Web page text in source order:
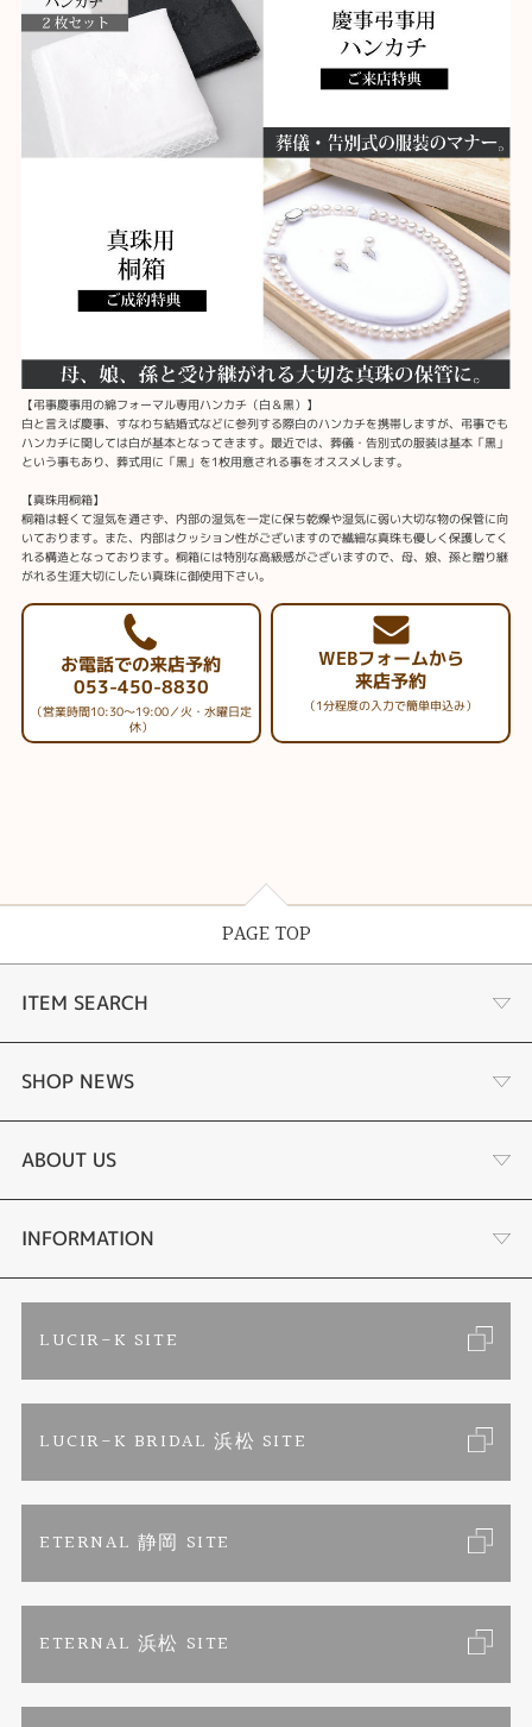
【弔事慶事用の綿フォーマル専用ハンカチ（白＆黒）】
白と言えば慶事、すなわち結婚式などに参列する際白のハンカチを携帯しますが、弔事でも
ハンカチに関しては白が基本となってきます。最近では、葬儀・告別式の服装は基本「黒」
という事もあり、葬式用に「黒」を1枚用意される事をオススメします。
【真珠用桐箱】
桐箱は軽くて湿気を通さず、内部の湿気を一定に保ち乾燥や湿気に弱い大切な物の保管に向
いております。また、内部はクッション性がございますので繊細な真珠も優しく保護してく
れる構造となっております。桐箱には特別な高級感がございますので、母、娘、孫と贈り継
がれる生涯大切にしたい真珠に御使用下さい。
お電話での来店予約
053-450-8830
（営業時間10:30～19:00／火・水曜日定
休）
WEBフォームから
来店予約
（1分程度の入力で簡単申込み）
PAGE TOP
ITEM SEARCH
婚約指輪
結婚指輪
セットリング
エタニティリング
婚約ネックレス
真珠ネックレス
SHOP NEWS
商品一覧
ブランドリスト
トピックス
リフォーム
ABOUT US
店舗情報・会社概要
お問い合わせ
INFORMATION
特定商取引に関する表記
LUCIR-K SITE
LUCIR-K BRIDAL 浜松 SITE
ETERNAL 静岡 SITE
ETERNAL 浜松 SITE